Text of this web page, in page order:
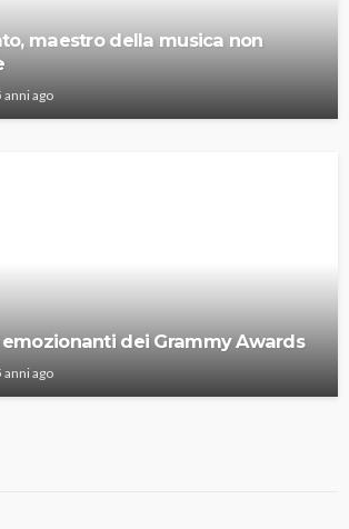
maestro della musica non
anni ago
dei Grammy Awards
anni ago